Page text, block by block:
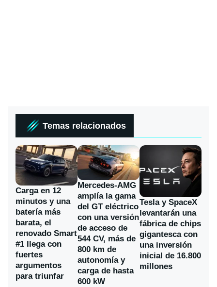
Temas relacionados
Carga en 12
minutos y una
batería más
barata, el
renovado Smart
#1 llega con
fuertes
argumentos
para triunfar
Mercedes-AMG
amplía la gama
del GT eléctrico
con una versión
de acceso de
544 CV, más de
800 km de
autonomía y
carga de hasta
600 kW
Tesla y SpaceX
levantarán una
fábrica de chips
gigantesca con
una inversión
inicial de 16.800
millones